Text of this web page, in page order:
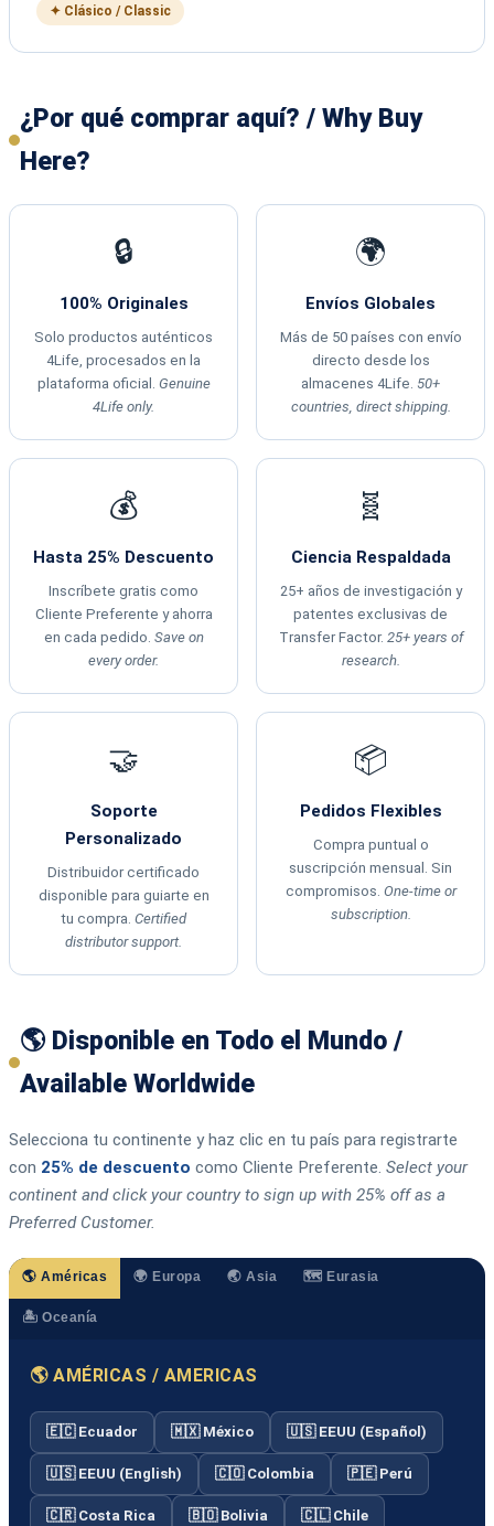
✦ Clásico / Classic
¿Por qué comprar aquí? / Why Buy
Here?
🔒
100% Originales
Solo productos auténticos
4Life, procesados en la
plataforma oficial. Genuine
4Life only.
🌍
Envíos Globales
Más de 50 países con envío
directo desde los
almacenes 4Life. 50+
countries, direct shipping.
💰
Hasta 25% Descuento
Inscríbete gratis como
Cliente Preferente y ahorra
en cada pedido. Save on
every order.
🧬
Ciencia Respaldada
25+ años de investigación y
patentes exclusivas de
Transfer Factor. 25+ years of
research.
🤝
Soporte
Personalizado
Distribuidor certificado
disponible para guiarte en
tu compra. Certified
distributor support.
📦
Pedidos Flexibles
Compra puntual o
suscripción mensual. Sin
compromisos. One-time or
subscription.
🌎 Disponible en Todo el Mundo /
Available Worldwide
Selecciona tu continente y haz clic en tu país para registrarte
con 25% de descuento como Cliente Preferente. Select your
continent and click your country to sign up with 25% off as a
Preferred Customer.
🌎 Américas 🌍 Europa 🌏 Asia 🗺️ Eurasia
🏝️ Oceanía
🌎 AMÉRICAS / AMERICAS
🇪🇨 Ecuador 🇲🇽 México 🇺🇸 EEUU (Español)
🇺🇸 EEUU (English) 🇨🇴 Colombia 🇵🇪 Perú
🇨🇷 Costa Rica 🇧🇴 Bolivia 🇨🇱 Chile